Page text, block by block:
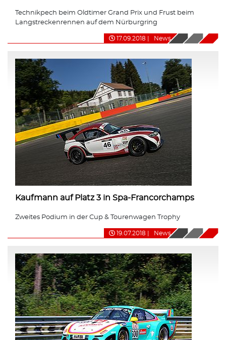
Technikpech beim Oldtimer Grand Prix und Frust beim
Langstreckenrennen auf dem Nürburgring
17.09.2018 News
Kaufmann auf Platz 3 in Spa-Francorchamps
Zweites Podium in der Cup & Tourenwagen Trophy
19.07.2018 News